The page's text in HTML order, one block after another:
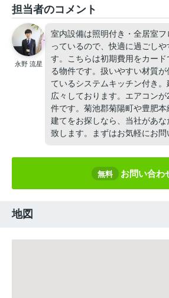
担当者のコメント
永野 流星
室内設備は照明付き・全居室
っているので、快適に過ごし
す。こちらは初期費用をカー
る物件です。扱いやすい材質
ているシステムキッチン付き。
広々しております。エアコン
件です。菊池郡菊陽町や豊肥
建てをお探しなら、当社があ
致します。まずはお気軽にお問
無料 お問い合わ
地図